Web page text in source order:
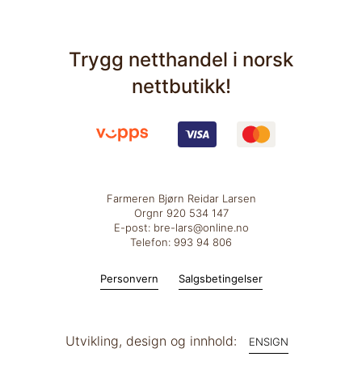
Trygg netthandel i norsk
nettbutikk!
Farmeren Bjørn Reidar Larsen
Orgnr 920 534 147
E-post: bre-lars@online.no
Telefon: 993 94 806
Personvern Salgsbetingelser
Utvikling, design og innhold: ENSIGN